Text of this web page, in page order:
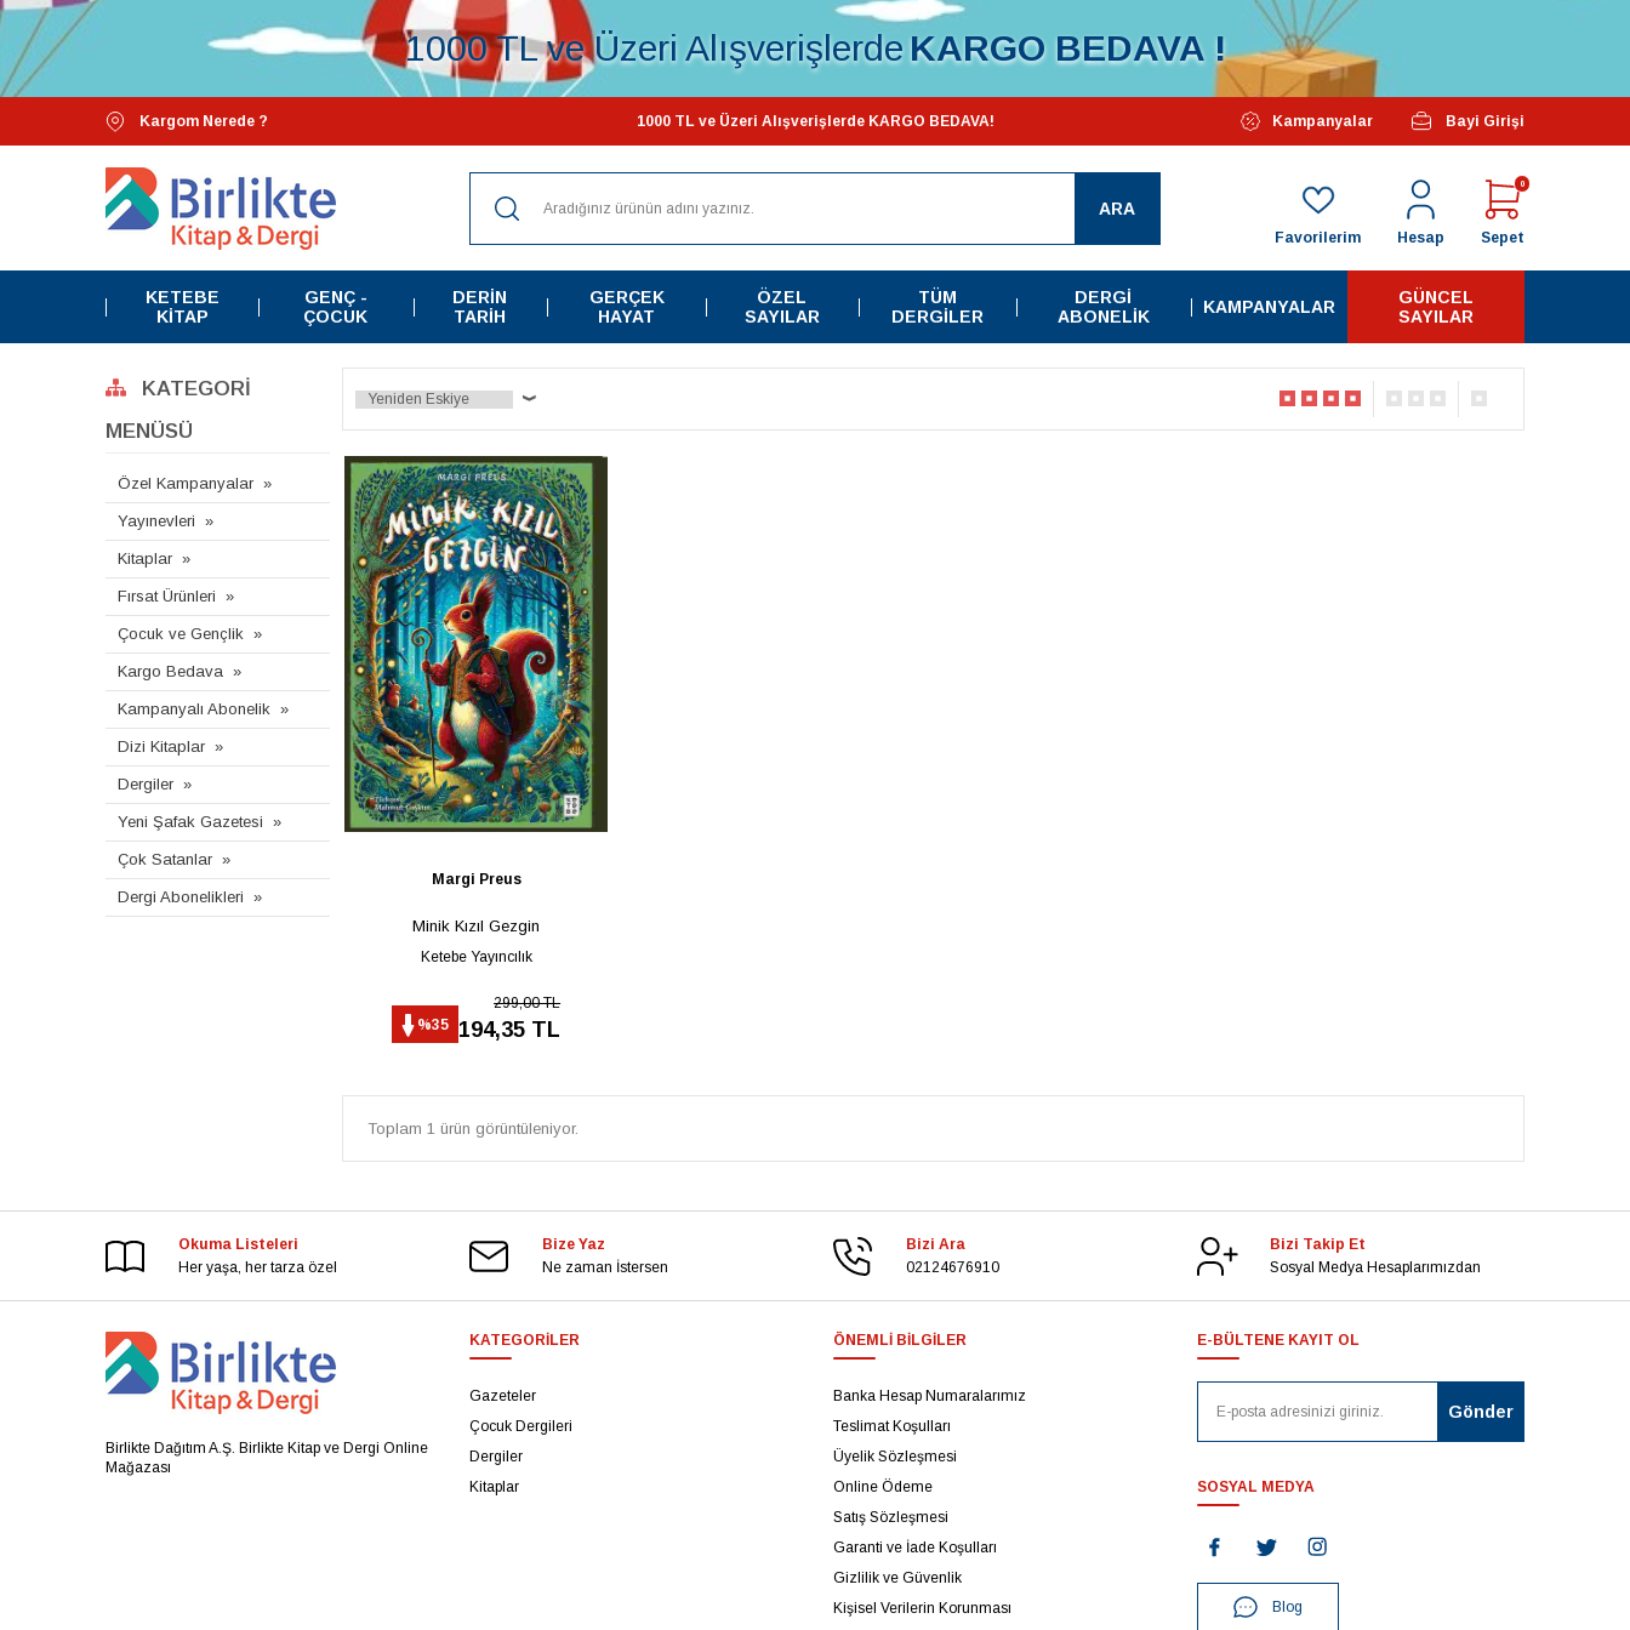
1000 TL ve Üzeri AlışverişlerdeKARGO BEDAVA !
Kargom Nerede ? 1000 TL ve Üzeri Alışverişlerde KARGO BEDAVA! Özel Kampanyalarımız Başlamıştır...
Kampanyalar Bayi Girişi
ARA
Sepet
0
Hesap
Favorilerim
KETEBE
KITAP
GENÇ -
ÇOCUK
DERIN
TARIH
GERÇEK
HAYAT
ÖZEL
SAYILAR
TÜM
DERGILER
DERGI
ABONELIK
KAMPANYALAR
GÜNCEL
SAYILAR
KATEGORI
MENÜSÜ
Özel Kampanyalar
Yayınevleri
Kitaplar
Fırsat Ürünleri
Çocuk ve Gençlik
Kargo Bedava
Kampanyalı Abonelik
Dizi Kitaplar
Dergiler
Yeni Şafak Gazetesi
Çok Satanlar
Dergi Abonelikleri
Margi Preus
Minik Kızıl Gezgin
Ketebe Yayıncılık
%35
299,00 TL
194,35 TL
Toplam 1 ürün görüntüleniyor.
Okuma Listeleri
Her yaşa, her tarza özel
Bize Yaz
Ne zaman İstersen
Bizi Ara
02124676910
Bizi Takip Et
Sosyal Medya Hesaplarımızdan
Birlikte Dağıtım A.Ş. Birlikte Kitap ve Dergi Online
Mağazası
KATEGORILER
Gazeteler
Çocuk Dergileri
Dergiler
Kitaplar
ÖNEMLI BILGILER
Banka Hesap Numaralarımız
Teslimat Koşulları
Üyelik Sözleşmesi
Online Ödeme
Satış Sözleşmesi
Garanti ve İade Koşulları
Gizlilik ve Güvenlik
Kişisel Verilerin Korunması
E-BÜLTENE KAYIT OL
SOSYAL MEDYA
Blog